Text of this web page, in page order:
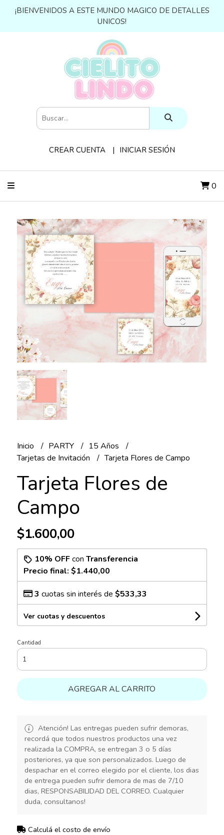
¡BIENVENIDOS A ESTE MUNDO MAGICO DE DETALLES
UNICOS!
CREAR CUENTA INICIAR SESIÓN
0
Inicio PARTY
15 Años
Tarjetas de Invitación
Tarjeta Flores de Campo
Tarjeta Flores de
Campo
$1.600,00
10% OFFcon Transferencia
Precio final: $1.440,00
3 cuotas sin interés de $533,33
Ver cuotas y descuentos
Cantidad
AGREGAR AL CARRITO
Atención! Las entregas pueden sufrir demoras,
recordá que todos nuestros productos una vez
realizada la COMPRA, se entregan 3 o 5 días
posteriores, ya que son personalizados. Luego de
despachar en el correo elegido por el cliente, los dias
de entrega pueden sufrir demora de mas de 7/10
dias, RESPONSABILIDAD DEL CORREO. Cualquier
duda, consultanos!
Calculá el costo de envío